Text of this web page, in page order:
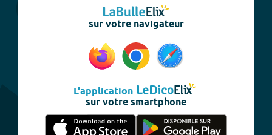
sur votre navigateur
L'application
sur votre smartphone